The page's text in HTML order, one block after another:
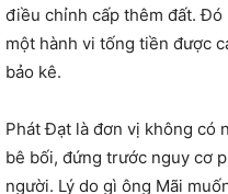
điều chỉnh cấp thêm đất. Đó
một hành vi tống tiền được
bảo kê.
Phát Đạt là đơn vị không có
bê bối, đứng trước nguy cơ
người. Lý do gì ông Mãi